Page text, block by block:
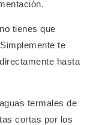
tienes que
te
hasta
termales de
cortas por los